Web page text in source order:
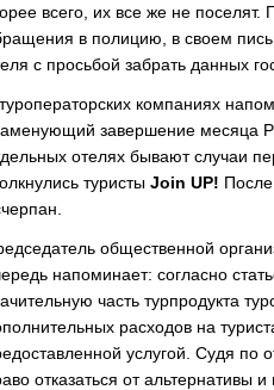
всего, их все же не
в полицию, в своем
с просьбой забрать данных
компаниях
завершение месяца
отелях бывают случаи
туристы Join UP!
общественной
напоминает: согласно
часть турпродукта
расходов на
услугой. Судя по
отказаться от альтернативы